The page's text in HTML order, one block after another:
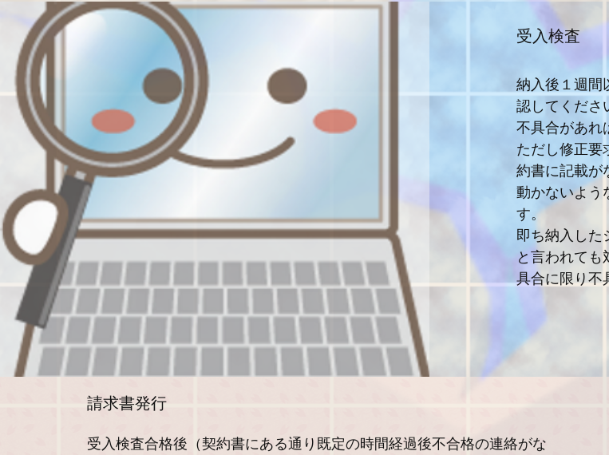
受入検査
納入後１週間
認してくださ
不具合があれ
ただし修正要
約書に記載が
動かないよう
す。
即ち納入した
と言われても
具合に限り不
請求書発行
受入検査合格後（契約書にある通り既定の時間経過後不合格の連絡がな